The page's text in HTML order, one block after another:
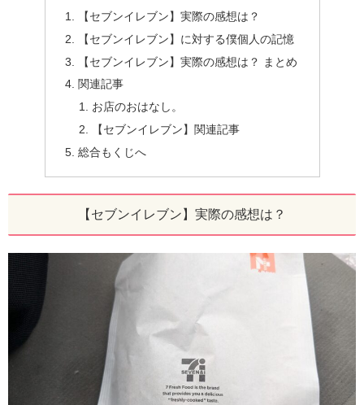
【セブンイレブン】実際の感想は？
【セブンイレブン】に対する僕個人の記憶
【セブンイレブン】実際の感想は？ まとめ
関連記事
お店のおはなし。
【セブンイレブン】関連記事
総合もくじへ
【セブンイレブン】実際の感想は？